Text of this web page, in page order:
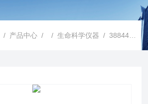
/ 产品中心 / /生命科学仪器 / 38844241赛默飞核酸电泳凝胶染料